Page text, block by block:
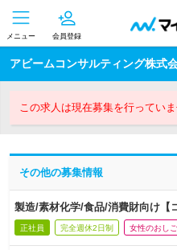
メニュー 会員登録
アビームコンサルティング株式
この求人は現在募集を行っていま
その他の募集情報
製造/素材化学/食品/消費財向け【
正社員 完全週休2日制 女性のおし